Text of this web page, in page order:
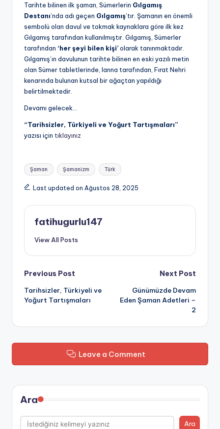
Tarihte bilinen ilk şaman, Sümerlerin Gılgamış
Destanı’nda adı geçen Gılgamış’tır. Şamanın en önemli
sembolü olan davul ve tokmak kaynaklara göre ilk kez
Gılgamış tarafından kullanılmıştır. Gılgamış, Sümerler
tarafından ‘her şeyi bilen kişi’olarak tanınmaktadır.
Gılgamış’ın davulunun tarihte bilinen en eski yazılı metin
olan Sümer tabletlerinde, Ianna tarafından, Fırat Nehri
kenarında bulunan kutsal bir ağaçtan yapıldığı
belirtilmektedir.
Devamı gelecek…
“Tarihsizler, Türkiyeli ve Yoğurt Tartışmaları”
yazısı için tıklayınız
Tags:
Şaman Şamanizm Türk
Last updated on Ağustos 28, 2025
fatihugurlu147
View All Posts
Post
navigation
Previous Post
Tarihsizler, Türkiyeli ve
Yoğurt Tartışmaları
Next Post
Günümüzde Devam
Eden Şaman Adetleri –
2
Leave a Comment
Ara
Ara